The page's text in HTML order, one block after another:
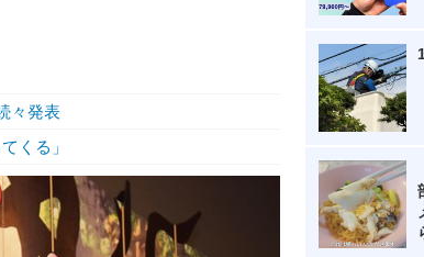
々発表
くる」